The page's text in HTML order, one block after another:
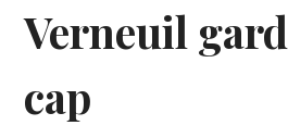
Verneuil
cap